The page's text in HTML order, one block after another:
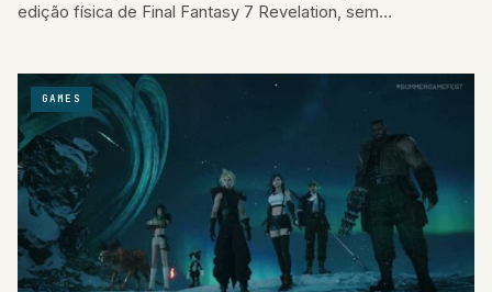
edição física de Final Fantasy 7 Revelation, sem
GAMES